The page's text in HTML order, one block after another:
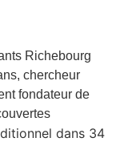
chercheur
fondateur de
dans 34